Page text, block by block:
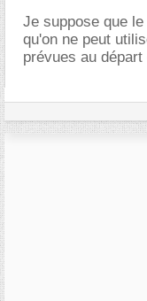
Je suppose que
qu'on ne peut
prévues au